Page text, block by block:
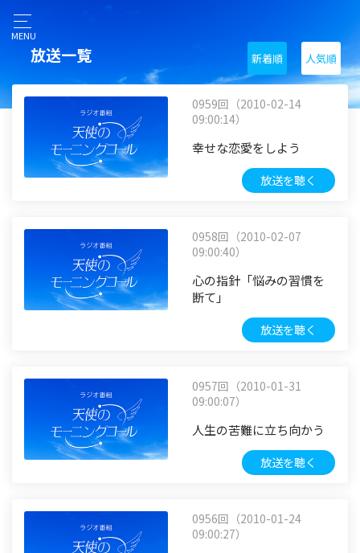
MENU
放送一覧 新着順 人気順
0959回（2010-02-14
09:00:14）
幸せな恋愛をしよう
放送を聴く
0958回（2010-02-07
09:00:40）
心の指針「悩みの習慣を
断て」
放送を聴く
0957回（2010-01-31
09:00:07）
人生の苦難に立ち向かう
放送を聴く
0956回（2010-01-24
09:00:27）